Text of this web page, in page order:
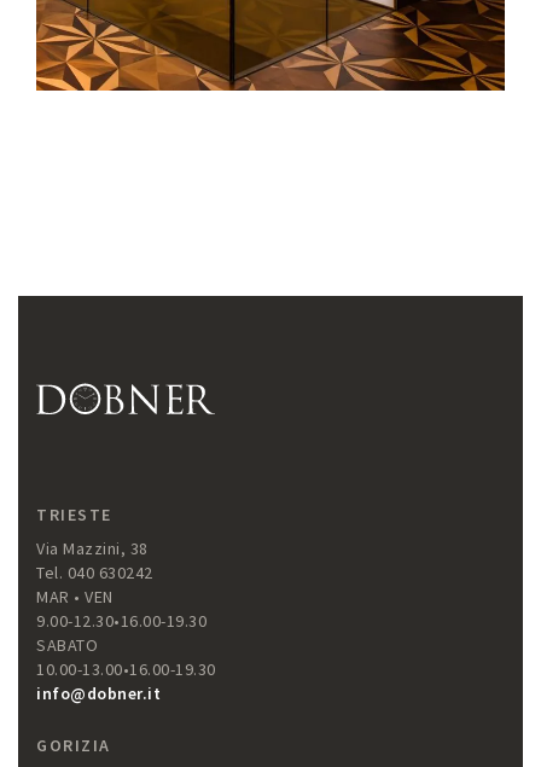
TRIESTE
Via Mazzini, 38
Tel. 040 630242
MAR • VEN
9.00-12.30•16.00-19.30
SABATO
10.00-13.00•16.00-19.30
info@dobner.it
GORIZIA